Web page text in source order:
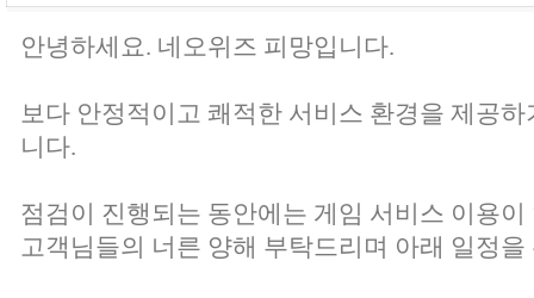
안녕하세요. 네오위즈 피망입니다.
보다 안정적이고 쾌적한 서비스 환경을 제공
니다.
점검이 진행되는 동안에는 게임 서비스 이용
고객님들의 너른 양해 부탁드리며 아래 일정